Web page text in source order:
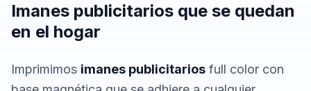
Imanes publicitarios que se quedan
en el hogar
Imprimimos imanes publicitarios full color con